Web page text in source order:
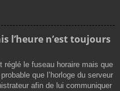
l’heure n’est toujours
réglé le fuseau horaire mais que
que l’horloge du serveur
afin de lui communiquer